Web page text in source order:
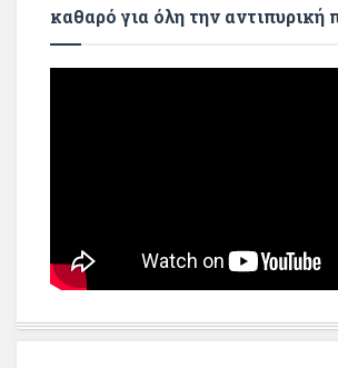
καθαρό για όλη την αντιπυρική